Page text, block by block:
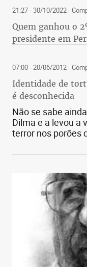
21:27 - 30/10/2022-
Quem ganhou o
presidente em
07:00 - 20/06/2012-
Identidade de
é desconhecida
Não se sabe
Dilma e a levou a
terror nos porões